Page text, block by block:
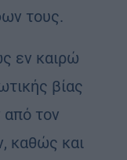
τους.
εν καιρώ
βίας
τον
καθώς και